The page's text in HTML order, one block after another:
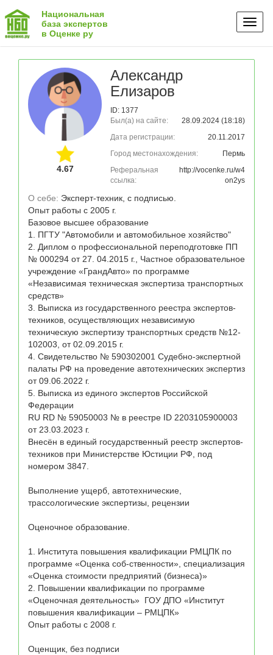
Национальная
база экспертов
в Оценке ру
4.67
Александр
Елизаров
ID: 1377
Был(а) на сайте:
28.09.2024 (18:18)
Дата регистрации:
20.11.2017
Город местонахождения:
Пермь
Реферальная
ссылка:
http://vocenke.ru/w4
on2ys
О себе: Эксперт-техник, с подписью.
Опыт работы с 2005 г.
Базовое высшее образование
1. ПГТУ "Автомобили и автомобильное хозяйство"
2. Диплом о профессиональной переподготовке ПП
№ 000294 от 27. 04.2015 г., Частное образовательное
учреждение «ГрандАвто» по программе
«Независимая техническая экспертиза транспортных
средств»
3. Выписка из государственного реестра экспертов-
техников, осуществляющих независимую
техническую экспертизу транспортных средств №12-
102003, от 02.09.2015 г.
4. Свидетельство № 590302001 Судебно-экспертной
палаты РФ на проведение автотехнических экспертиз
от 09.06.2022 г.
5. Выписка из единого экспертов Российской
Федерации
RU RD № 59050003 № в реестре ID 2203105900003
от 23.03.2023 г.
Внесён в единый государственный реестр экспертов-
техников при Министерстве Юстиции РФ, под
номером 3847.
Выполнение ущерб, автотехнические,
трассологические экспертизы, рецензии
Оценочное образование.
1. Института повышения квалификации РМЦПК по
программе «Оценка соб-ственности», специализация
«Оценка стоимости предприятий (бизнеса)»
2. Повышении квалификации по программе
«Оценочная деятельность»  ГОУ ДПО «Институт
повышения квалификации – РМЦПК»
Опыт работы с 2008 г.
Оценщик, без подписи